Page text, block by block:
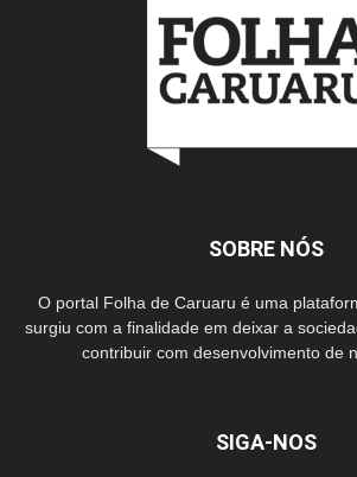
SOBRE NÓS
O portal Folha de Caruaru é uma
surgiu com a finalidade em deixar a
contribuir com desenvolvimento de
SIGA-NOS